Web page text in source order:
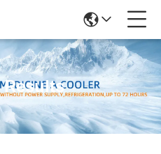
Results